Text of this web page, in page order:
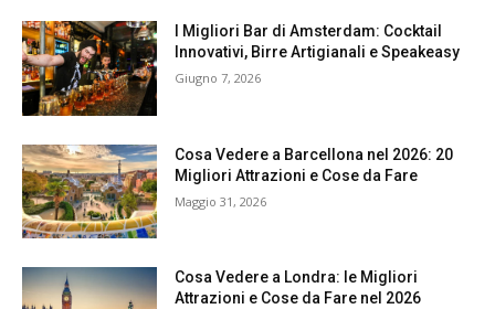
I Migliori Bar di Amsterdam: Cocktail
Innovativi, Birre Artigianali e Speakeasy
Giugno 7, 2026
Cosa Vedere a Barcellona nel 2026: 20
Migliori Attrazioni e Cose da Fare
Maggio 31, 2026
Cosa Vedere a Londra: le Migliori
Attrazioni e Cose da Fare nel 2026